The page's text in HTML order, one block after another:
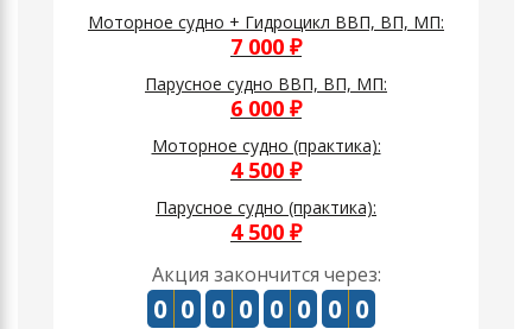
Моторное судно + Гидроцикл ВВП, ВП, МП:
7 000 ₽
Парусное судно ВВП, ВП, МП:
6 000 ₽
Моторное судно (практика):
4 500 ₽
Парусное судно (практика):
4 500 ₽
Акция закончится через:
0 0 0 0 0 0 0 0